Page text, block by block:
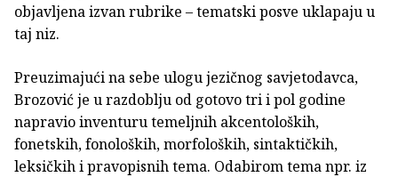
objavljena izvan rubrike – tematski posve uklapaju u
taj niz.
Preuzimajući na sebe ulogu jezičnog savjetodavca,
Brozović je u razdoblju od gotovo tri i pol godine
napravio inventuru temeljnih akcentoloških,
fonetskih, fonoloških, morfoloških, sintaktičkih,
leksičkih i pravopisnih tema. Odabirom tema npr. iz